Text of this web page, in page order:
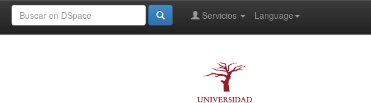
Language
Servicios